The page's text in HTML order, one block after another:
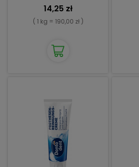
14,25 zł
( 1 kg = 190,00 zł )